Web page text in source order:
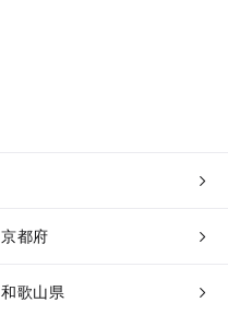
京都府
和歌山県